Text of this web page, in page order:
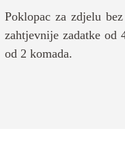
Poklopac za zdjelu
zahtjevnije zadatke
od 2 komada.